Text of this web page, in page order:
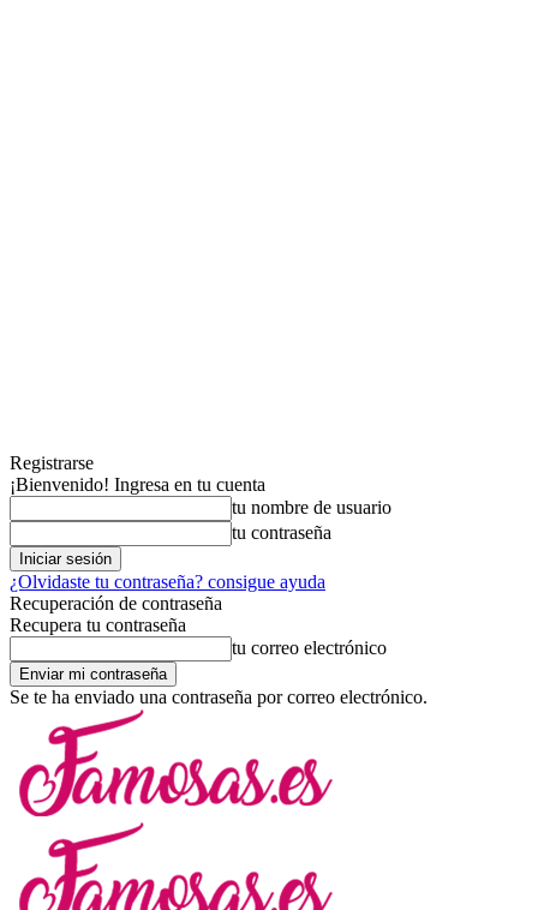
Registrarse
¡Bienvenido! Ingresa en tu cuenta
tu nombre de usuario
tu contraseña
¿Olvidaste tu contraseña? consigue ayuda
Recuperación de contraseña
Recupera tu contraseña
tu correo electrónico
Se te ha enviado una contraseña por correo electrónico.